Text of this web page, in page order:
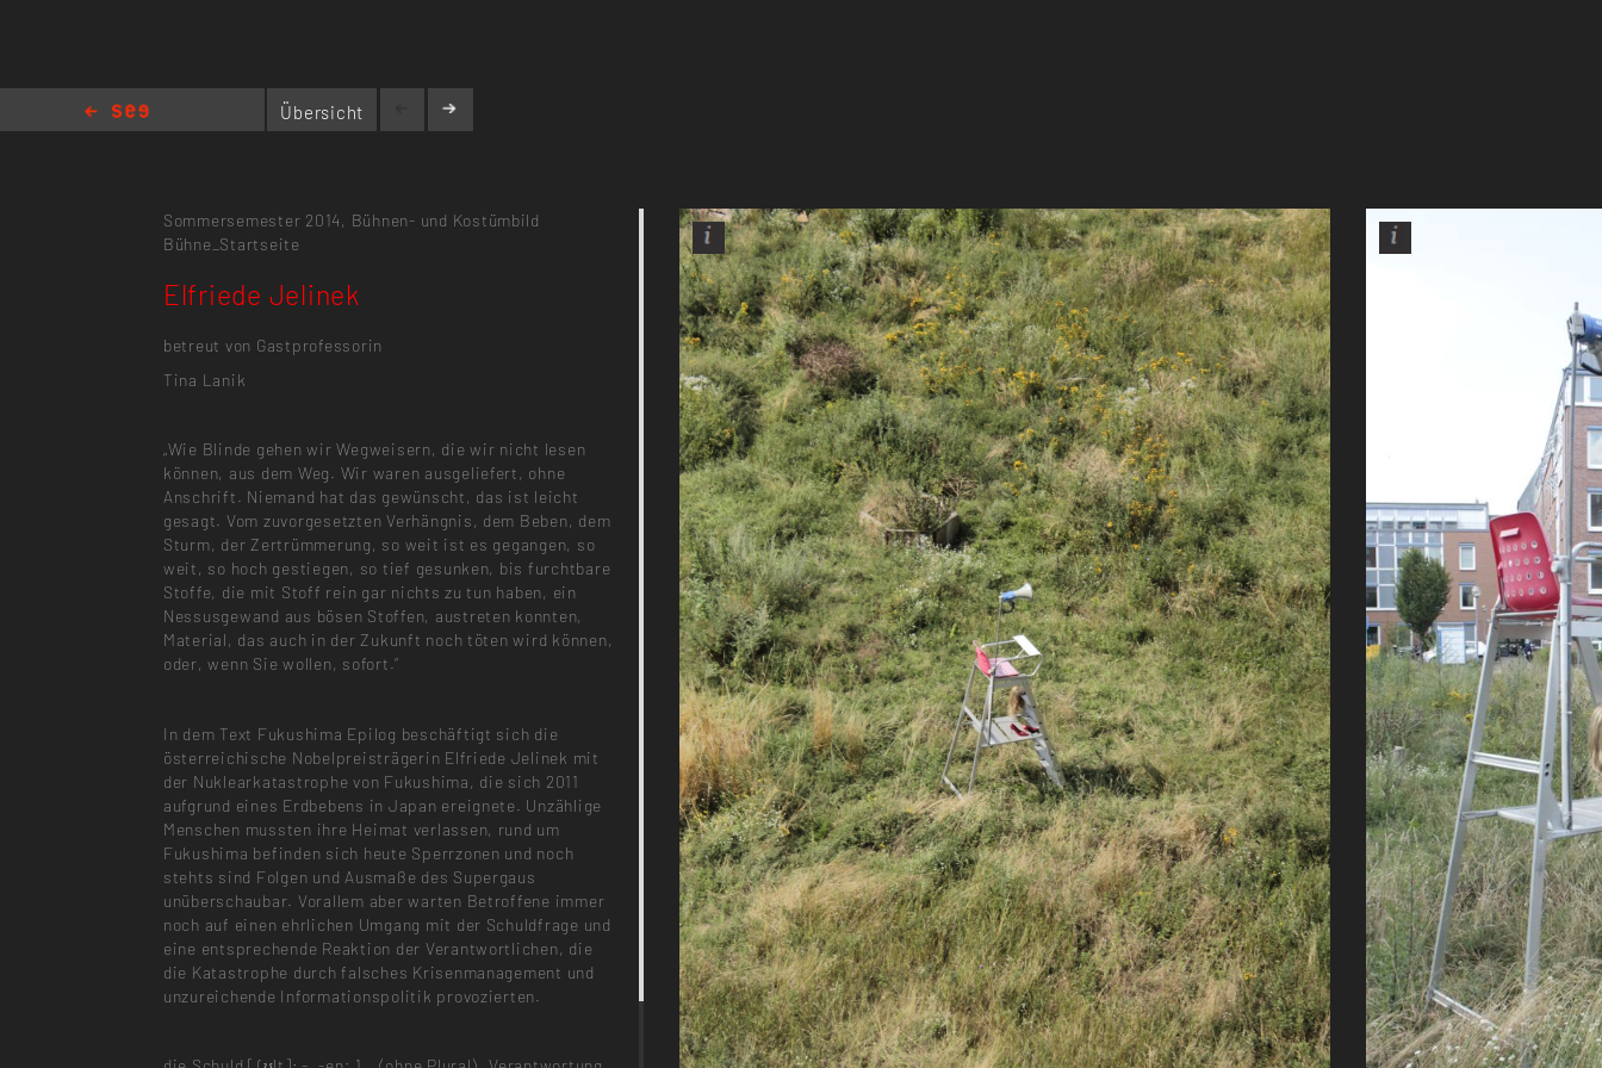
Übersicht
Sommersemester 2014, Bühnen- und Kostümbild
Bühne_Startseite
Elfriede Jelinek
betreut von Gastprofessorin
Tina Lanik
„Wie Blinde gehen wir Wegweisern, die wir nicht lesen
können, aus dem Weg. Wir waren ausgeliefert, ohne
Anschrift. Niemand hat das gewünscht, das ist leicht
gesagt. Vom zuvorgesetzten Verhängnis, dem Beben, dem
Sturm, der Zertrümmerung, so weit ist es gegangen, so
weit, so hoch gestiegen, so tief gesunken, bis furchtbare
Stoffe, die mit Stoff rein gar nichts zu tun haben, ein
Nessusgewand aus bösen Stoffen, austreten konnten,
Material, das auch in der Zukunft noch töten wird können,
oder, wenn Sie wollen, sofort.“
In dem Text Fukushima Epilog beschäftigt sich die
österreichische Nobelpreisträgerin Elfriede Jelinek mit
der Nuklearkatastrophe von Fukushima, die sich 2011
aufgrund eines Erdbebens in Japan ereignete. Unzählige
Menschen mussten ihre Heimat verlassen, rund um
Fukushima befinden sich heute Sperrzonen und noch
stehts sind Folgen und Ausmaße des Supergaus
unüberschaubar. Vorallem aber warten Betroffene immer
noch auf einen ehrlichen Umgang mit der Schuldfrage und
eine entsprechende Reaktion der Verantwortlichen, die
die Katastrophe durch falsches Krisenmanagement und
unzureichende Informationspolitik provozierten.